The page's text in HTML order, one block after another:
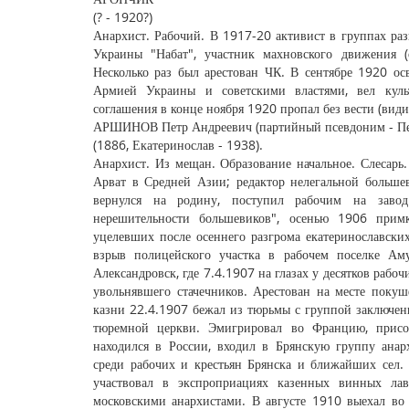
(? - 1920?)
Анархист. Рабочий. В 1917-20 активист в группах
Украины "Набат", участник махновского движения
Несколько раз был арестован ЧК. В сентябре 1920
Армией Украины и советскими властями, вел
соглашения в конце ноября 1920 пропал без вести
АРШИНОВ Петр Андреевич (партийный псевдоним -
(1886, Екатеринослав - 1938).
Анархист. Из мещан. Образование начальное. Слесарь. В 1904-06 руководил организацией РСДРП на станции Кизил-Арват в Средней Азии; редактор нелегальной большевистской газеты "Молот". Скрываясь от полиции, в конце 1906 вернулся на родину, поступил рабочим на завод Шодуар. "Разочаровавшись в минимализме программы и нерешительности большевиков", осенью 1906 примкнул к анархистам-коммунистам. В декабре 1906 объединил уцелевших после осеннего разгрома екатеринославских анархистов-боевиков в террористическую группу. Организовал взрыв полицейского участка в рабочем поселке Амур (23.12.1906) и ряд других актов. Весной 1907 выехал в Александровск, где 7.4.1907 на глазах у десятков рабочих застрелил начальника железнодорожных мастерских Василенко, увольнявшего стачечников. Арестован на месте покушения, 10.4.1907 приговорен военно-полевым судом к смертной казни 22.4.1907 бежал из тюрьмы с группой заключенных, уничтожив охрану во время ночного пасхального молебна в тюремной церкви. Эмигрировал во Францию, присоединился к группе "Буревестник". С осени 1909 нелегально находился в России, входил в Брянскую группу анархистов-коммунистов, вел агитационно-пропагандистскую работу среди рабочих и крестьян Брянска и ближайших сел. В конце 1909 арестован, но сумел бежать. В мае - июле 1910 участвовал в экспроприациях казенных винных лавок в Костромской и Смоленской губерниях, организованных московскими анархистами. В августе 1910 выехал во Францию, на обратном пути в Россию арестован австрийскими властями при нелегальном переходе границы с грузом оружия и литературы. Около года провел в Тернопольской тюрьме (Австро-Венгрия), 12.5.1911 выдан России. По процессу "Организации анархистов-коммунистов-юнцов" Московской судебной палатой 25.10.1911 приговорен к 11 годам каторги (отбывал в каторжном отделении Бутырской тюрьмы). Неформальный лидер заключенных анархистов Бутырской тюрьмы, участник акций протеста, за что неоднократно помещался в карцер. Тогда же познакомился с Н. И. Махно, считавшим его своим учителем. Освобожден 2.3.1917. Один из организаторов Лефортовской группы анархистов, а затем Федерации анархических групп Москвы; секретарь Федерации (до января 1918), лектор, постоянный автор газеты "Анархия". Участник октябрьского восстания 1917 в Москве. В начале 1918 по приглашению Бюро анархистов Донбасса выступал с лекциями в городах Украины и Юга России, редактор газеты "Голос Анархиста" (Екатеринослав, март - апрель 1918). После апрельского разгрома Федерации анархических групп Москвы большевиками выступил одним из основателей "Московского союза идейной пропаганды анархизма". В 1918 секретарь Союза, организовывал лекции по теории и истории анархизма, издавал анархическую литературу (в т. ч. готовил к выпуску полное собрание сочинений П. А. Кропоткина, хотя эта работа не была завершена). Одновременно участвовал в профсоюзной работе как член ЦК Всероссийского союза текстильщиков и заведующий транспортным отделом Центротекстиля. В феврале - марте 1919 получил приглашение Н. И. Махно присоединиться к украинскому повстанчеству (основной задачей А., по мысли Махно, была организация анархической газеты для повстанцев и рабоче-крестьянских масс), в апреле 1919 он приехал в Гуляй-Поле. Избран председателем культурно-просветительного отдела Военно-революционного совета и штаба бригады Махно, назначен редактором газеты "Путь к свободе"; с весны 1919 - один из основных идеологов махновского движения. С начала мятежа атамана Н. А. Григорьева считал необходимым начать борьбу с ним, соавтор воззвания махновцев "Кто такой Григорьев". В начале июня 1919 (момент разрыва союза с советской властью) А. настоял на отказе от открытой вооруженной борьбы с большевиками, мотивируя это необходимостью организовать отпор наступавшим деникинцам, и на уходе анархистов и повстанцев в подполье для противодействия белым. Около 8-9.6.1919 выехал из контролируемого махновцами района в Харьков (?), участвовал в нелегальной работе Конфедерации Анархистов Украины (КАУ) "Набат". К сентябрю 1919 вернулся в махновское движение, вошел в культпросветотдел Военно-Революционного Совета (ВРС), заведовал отделом печати. Под руководством А. налажен выпуск анархических газет в ряде занятых махновцами городов и сел (Бердянск, Никополь, Орехово, Гуляй-Поле, Мелитополь), на контролируемой белыми территории КАУ и ВРС издавали нелегальные газеты "Набат" (Киев, Харьков, Одесса, Полтава, Миргород, Севастополь, Симферополь, Елизаветград, Волчанск, Кременчуг) и листовки.